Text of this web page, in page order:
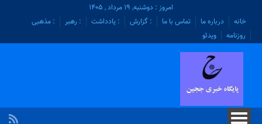
امروز : دوشنبه, ۱۹ مرداد , ۱۴۰۵
خانه
درباره ما تماس با ما : گزارش : یادداشت : رهبر
: مذهبی
روزنامه
ویدئو